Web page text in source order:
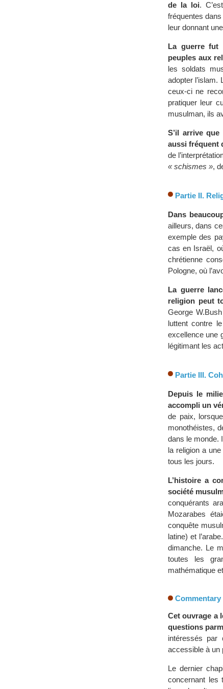
de la loi.
fréquentes
leur donnant
La guerre fut
peuples aux
les soldats
adopter
ceux-ci ne
pratiquer leur
musulman, ils
S’il arrive
aussi fréquent
de
« schismes »,
Partie II.
Dans
ailleurs, dans
exemple des
cas en Israël,
chrétienne
Pologne, où
La guerre
religion peut
George
luttent contre
excellence une
légitimant les
Partie III.
Depuis le
accompli un
de paix,
monothéistes,
dans le monde.
la religion a
tous les jours.
L’histoire a
société
conquérants
Mozarabes
conquête
latine) et
dimanche. Le
toutes les
mathématique
Commentary
Cet ouvrage a
questions
intéressés par
accessible à un
Le dernier
concernant les